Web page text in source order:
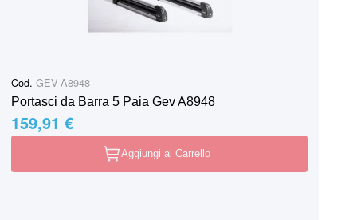
Cod. GEV-A8948
Portasci da Barra 5 Paia Gev A8948
159,91 €
Aggiungi al Carrello